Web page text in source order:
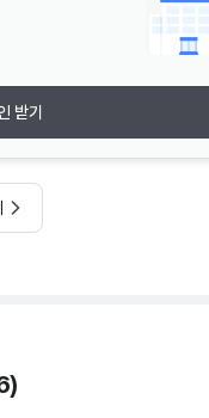
받기